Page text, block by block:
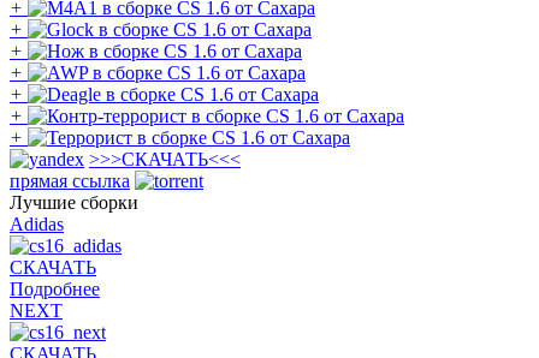
+
+
+
+
+
+
+
>>>СКАЧАТЬ<<<
прямая ссылка
Лучшие сборки
Adidas
СКАЧАТЬ
Подробнее
NEXT
СКАЧАТЬ